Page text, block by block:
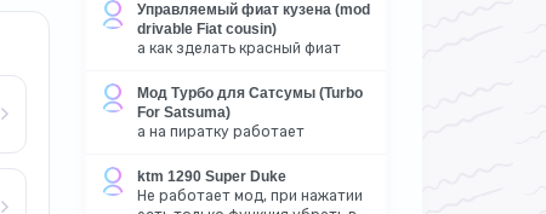
Управляемый фиат кузена (mod
drivable Fiat cousin)
а как зделать красный фиат
Мод Турбо для Сатсумы (Turbo
For Satsuma)
а на пиратку работает
ktm 1290 Super Duke
Не работает мод, при нажатии